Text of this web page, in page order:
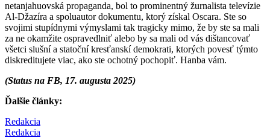
netanjahuovská propaganda, bol to prominentný žurnalista televízie
Al-Džazíra a spoluautor dokumentu, ktorý získal Oscara. Ste so
svojimi stupídnymi výmyslami tak tragicky mimo, že by ste sa mali
za ne okamžite ospravedlniť alebo by sa mali od vás dištancovať
všetci slušní a statoční kresťanskí demokrati, ktorých povesť týmto
diskreditujete viac, ako ste ochotný pochopiť. Hanba vám.
(Status na FB, 17. augusta 2025)
Ďalšie články:
Redakcia
Redakcia